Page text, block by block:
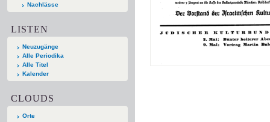
Nachlässe
LISTEN
Neuzugänge
Alle Periodika
Alle Titel
Kalender
CLOUDS
Orte